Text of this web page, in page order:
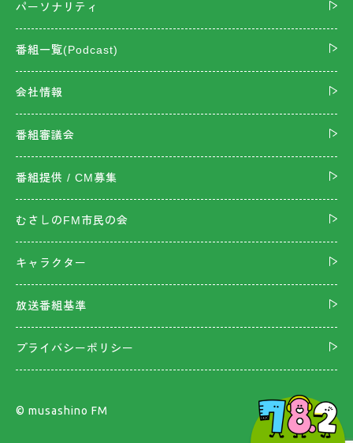
パーソナリティ
番組一覧(Podcast)
会社情報
番組審議会
番組提供 / CM募集
むさしのFM市民の会
キャラクター
放送番組基準
プライバシーポリシー
©︎ musashino FM